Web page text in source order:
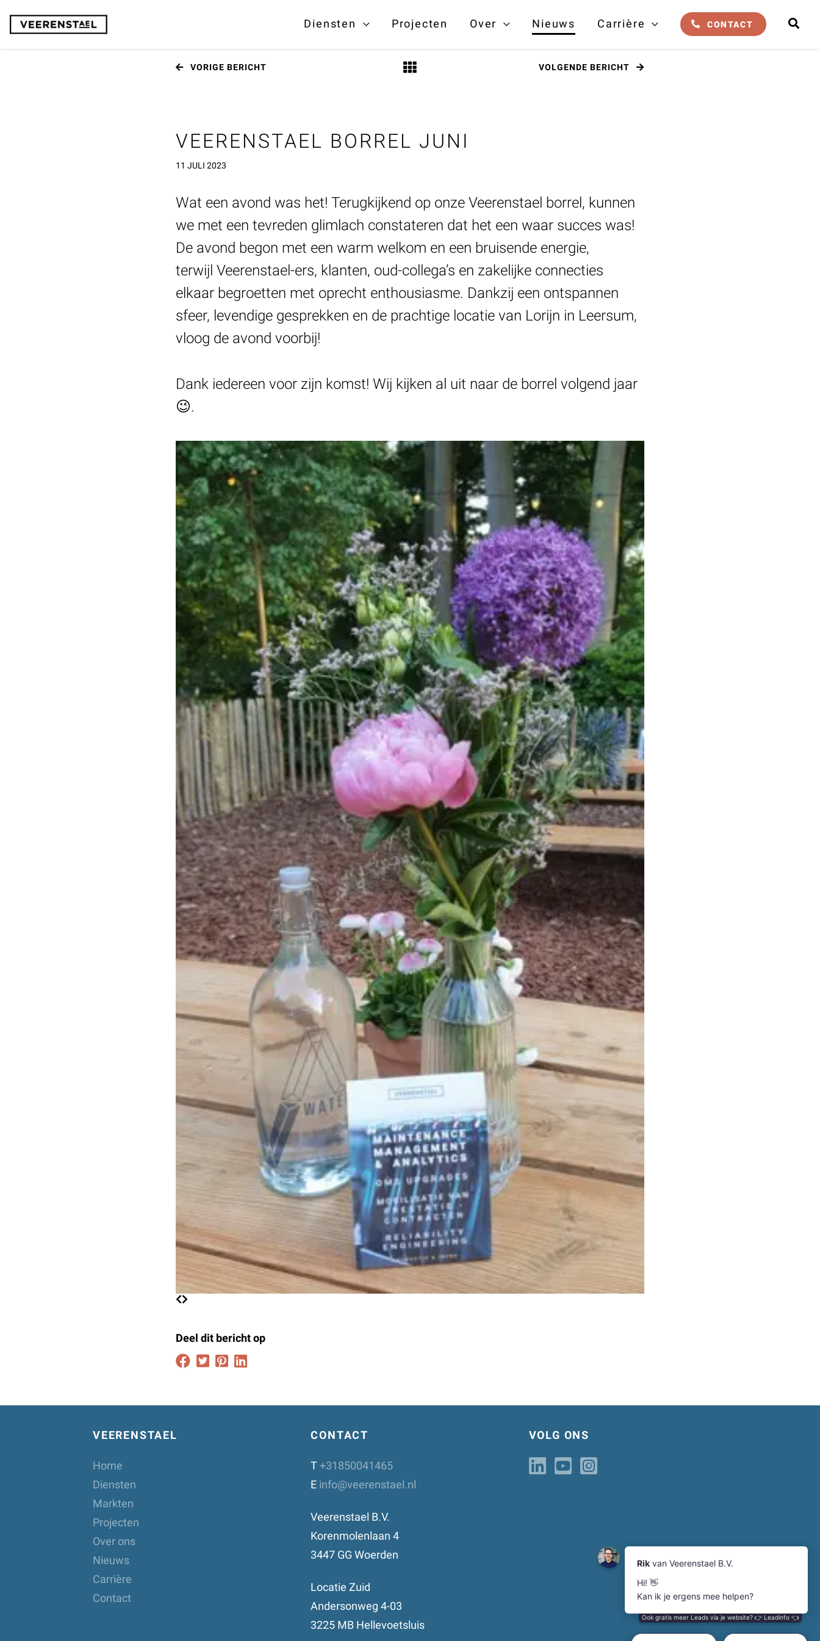
Diensten Projecten Over Nieuws Carrière CONTACT
VORIGE BERICHT VOLGENDE BERICHT
VEERENSTAEL BORREL JUNI
11 JULI 2023
Wat een avond was het! Terugkijkend op onze Veerenstael borrel, kunnen
we met een tevreden glimlach constateren dat het een waar succes was!
De avond begon met een warm welkom en een bruisende energie,
terwijl Veerenstael-ers, klanten, oud-collega’s en zakelijke connecties
elkaar begroetten met oprecht enthousiasme. Dankzij een ontspannen
sfeer, levendige gesprekken en de prachtige locatie van Lorijn in Leersum,
vloog de avond voorbij!
Dank iedereen voor zijn komst! Wij kijken al uit naar de borrel volgend jaar
😉.
Deel dit bericht op
VEERENSTAEL
Home
Diensten
Markten
Projecten
Over ons
Nieuws
Carrière
Contact
CONTACT
T+31850041465
E info@veerenstael.nl
Veerenstael B.V.
Korenmolenlaan 4
3447 GG Woerden
Locatie Zuid
Andersonweg 4-03
3225 MB Hellevoetsluis
VOLG ONS